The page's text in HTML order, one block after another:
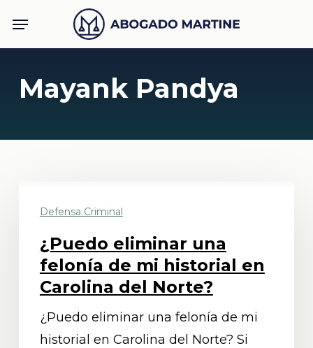
content
Menu
Mayank Pandya
eliminar
felonía
historial
Defensa Criminal
¿Puedo eliminar una
felonía de mi historial en
Carolina del Norte?
¿Puedo eliminar una felonía de mi
historial en Carolina del Norte? Si